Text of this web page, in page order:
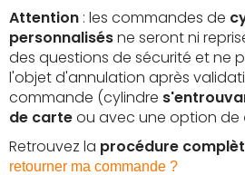
Attention : les commandes de
personnalisésne seront ni
des questions de sécurité et ne
l'objet d'annulation après
commande (cylindre
de carteou avec une option de
Retrouvez la procédure
retourner ma commande ?